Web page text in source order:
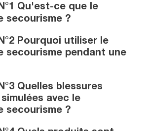
Qu'est-ce que le
secourisme ?
Pourquoi utiliser le
secourisme pendant une
Quelles blessures
avec le
secourisme ?